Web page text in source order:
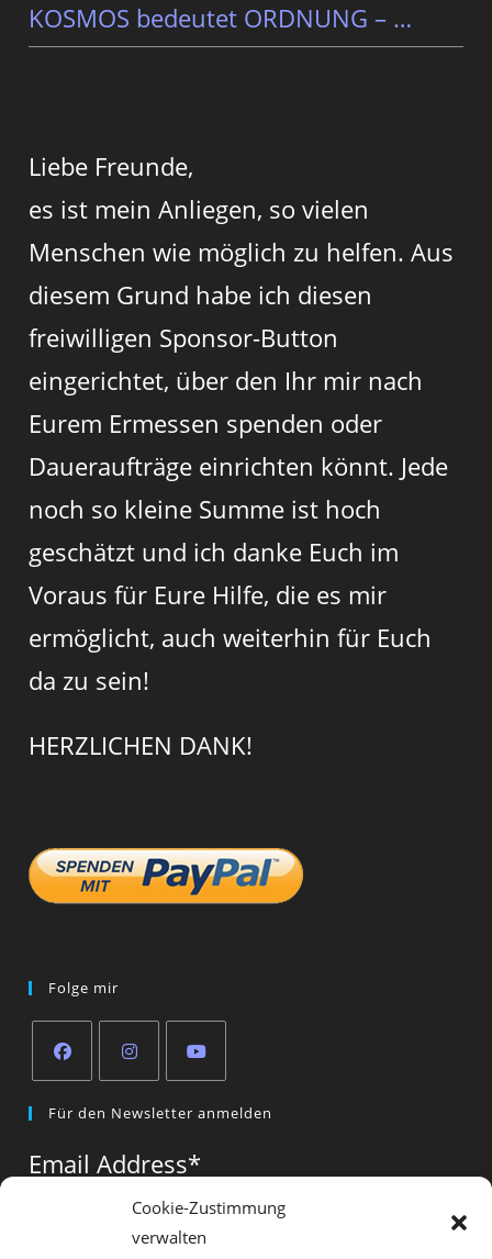
Cookie-Zustimmung
verwalten
KOSMOS bedeutet ORDNUNG – …
Liebe Freunde,
es ist mein Anliegen, so vielen
Menschen wie möglich zu helfen. Aus
diesem Grund habe ich diesen
freiwilligen Sponsor-Button
eingerichtet, über den Ihr mir nach
Eurem Ermessen spenden oder
Daueraufträge einrichten könnt. Jede
noch so kleine Summe ist hoch
geschätzt und ich danke Euch im
Voraus für Eure Hilfe, die es mir
ermöglicht, auch weiterhin für Euch
da zu sein!
HERZLICHEN DANK!
Folge mir
in
new
in
new
in
new
tab
Für den Newsletter anmelden
Email Address*